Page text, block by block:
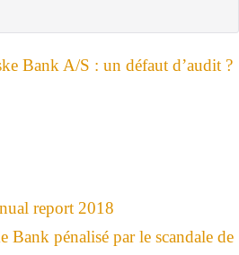
Bank A/S : un défaut d’audit ?
report 2018
Bank pénalisé par le scandale de